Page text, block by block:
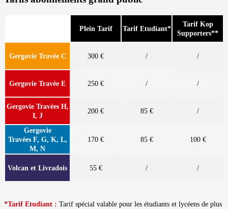
Plein Tarif Tarif Etudiant*
Tarif Kop
Supporters**
Gergovie Travée C 300 € / /
Gergovie Travée E 250 € / /
Gergovie Travées H,
I, J
200 € 85 € /
Gergovie
Travées F, G, K, L,
M, N
170 € 85 € 100 €
Volcan et Livradois 55 € / /
*Tarif Etudiant : Tarif spécial valable pour les étudiants et lycéens de plus